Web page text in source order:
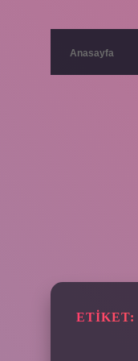
Anasayfa
ETIKET: